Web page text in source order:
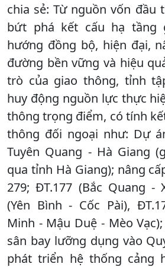
chia sẻ: Từ nguồn vốn đầu
bứt phá kết cấu hạ tầng
hướng đồng bộ, hiện đại,
đường bền vững và hiệu
trò của giao thông, tỉnh
huy động nguồn lực thực
thông trọng điểm, có tính
thông đối ngoại như: Dự
Tuyên Quang - Hà Giang
qua tỉnh Hà Giang); nâng
279; ĐT.177 (Bắc Quang -
(Yên Bình - Cốc Pài),
Minh - Mậu Duệ - Mèo
sân bay lưỡng dụng vào
phát triển hệ thống cảng